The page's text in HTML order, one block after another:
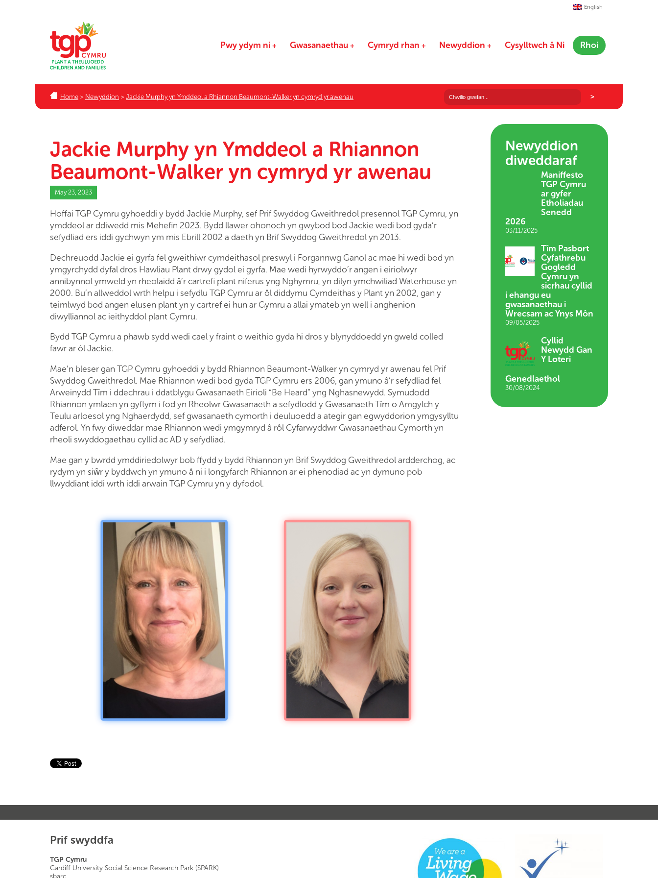
English
Pwy ydym ni Gwasanaethau Cymryd rhan Newyddion Cysylltwch â Ni Rhoi
Home > Newyddion > Jackie Murphy yn Ymddeol a Rhiannon Beaumont-Walker yn cymryd yr awenau
Jackie Murphy yn Ymddeol a Rhiannon
Beaumont-Walker yn cymryd yr awenau
May 23, 2023
Hoffai TGP Cymru gyhoeddi y bydd Jackie Murphy, sef Prif Swyddog Gweithredol presennol TGP Cymru, yn
ymddeol ar ddiwedd mis Mehefin 2023. Bydd llawer ohonoch yn gwybod bod Jackie wedi bod gyda’r
sefydliad ers iddi gychwyn ym mis Ebrill 2002 a daeth yn Brif Swyddog Gweithredol yn 2013.
Dechreuodd Jackie ei gyrfa fel gweithiwr cymdeithasol preswyl i Forgannwg Ganol ac mae hi wedi bod yn
ymgyrchydd dyfal dros Hawliau Plant drwy gydol ei gyrfa. Mae wedi hyrwyddo’r angen i eiriolwyr
annibynnol ymweld yn rheolaidd â’r cartrefi plant niferus yng Nghymru, yn dilyn ymchwiliad Waterhouse yn
2000. Bu’n allweddol wrth helpu i sefydlu TGP Cymru ar ôl diddymu Cymdeithas y Plant yn 2002, gan y
teimlwyd bod angen elusen plant yn y cartref ei hun ar Gymru a allai ymateb yn well i anghenion
diwylliannol ac ieithyddol plant Cymru.
Bydd TGP Cymru a phawb sydd wedi cael y fraint o weithio gyda hi dros y blynyddoedd yn gweld colled
fawr ar ôl Jackie.
Mae’n bleser gan TGP Cymru gyhoeddi y bydd Rhiannon Beaumont-Walker yn cymryd yr awenau fel Prif
Swyddog Gweithredol. Mae Rhiannon wedi bod gyda TGP Cymru ers 2006, gan ymuno â’r sefydliad fel
Arweinydd Tîm i ddechrau i ddatblygu Gwasanaeth Eirioli “Be Heard” yng Nghasnewydd. Symudodd
Rhiannon ymlaen yn gyflym i fod yn Rheolwr Gwasanaeth a sefydlodd y Gwasanaeth Tîm o Amgylch y
Teulu arloesol yng Nghaerdydd, sef gwasanaeth cymorth i deuluoedd a ategir gan egwyddorion ymgysylltu
adferol. Yn fwy diweddar mae Rhiannon wedi ymgymryd â rôl Cyfarwyddwr Gwasanaethau Cymorth yn
rheoli swyddogaethau cyllid ac AD y sefydliad.
Mae gan y bwrdd ymddiriedolwyr bob ffydd y bydd Rhiannon yn Brif Swyddog Gweithredol ardderchog, ac
rydym yn siŵr y byddwch yn ymuno â ni i longyfarch Rhiannon ar ei phenodiad ac yn dymuno pob
llwyddiant iddi wrth iddi arwain TGP Cymru yn y dyfodol.
Newyddion
diweddaraf
Maniffesto
TGP Cymru
ar gyfer
Etholiadau
Senedd
2026
03/11/2025
Tîm Pasbort
Cyfathrebu
Gogledd
Cymru yn
sicrhau cyllid
i ehangu eu
gwasanaethau i
Wrecsam ac Ynys Môn
09/05/2025
Cyllid
Newydd Gan
Y Loteri
Genedlaethol
30/08/2024
Prif swyddfa
TGP Cymru
Cardiff University Social Science Research Park (SPARK)